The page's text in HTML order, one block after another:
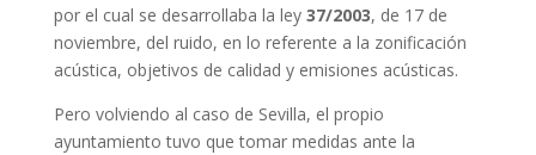
por el cual se desarrollaba la ley 37/2003, de 17 de
noviembre, del ruido, en lo referente a la zonificación
acústica, objetivos de calidad y emisiones acústicas.
Pero volviendo al caso de Sevilla, el propio
ayuntamiento tuvo que tomar medidas ante la